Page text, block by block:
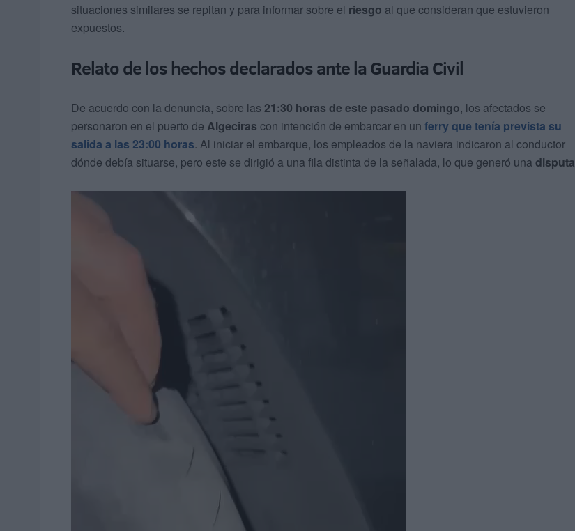
situaciones similares se repitan y para informar sobre el riesgo al que consideran que estuvieron
expuestos.
Relato de los hechos declarados ante la Guardia Civil
De acuerdo con la denuncia, sobre las 21:30 horas de este pasado domingo, los afectados se
personaron en el puerto de Algeciras con intención de embarcar en un ferry que tenía prevista su
salida a las 23:00 horas. Al iniciar el embarque, los empleados de la naviera indicaron al conductor
dónde debía situarse, pero este se dirigió a una fila distinta de la señalada, lo que generó una disputa